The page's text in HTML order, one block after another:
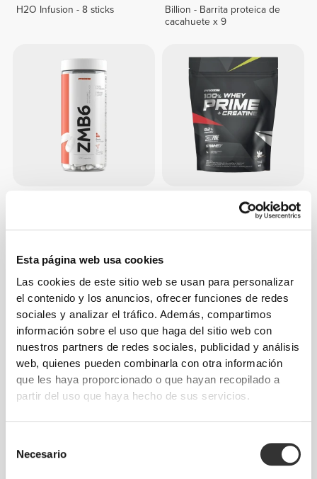
Esta página web usa cookies
Las cookies de este sitio web se usan para personalizar
el contenido y los anuncios, ofrecer funciones de redes
sociales y analizar el tráfico. Además, compartimos
información sobre el uso que haga del sitio web con
nuestros partners de redes sociales, publicidad y análisis
web, quienes pueden combinarla con otra información
que les haya proporcionado o que hayan recopilado a
partir del uso que haya hecho de sus servicios.
Necesario
H2O Infusion - 8 sticks
Billion - Barrita proteica de
cacahuete x 9
120 cápsulas
100% Whey Prime + Creatine
907g